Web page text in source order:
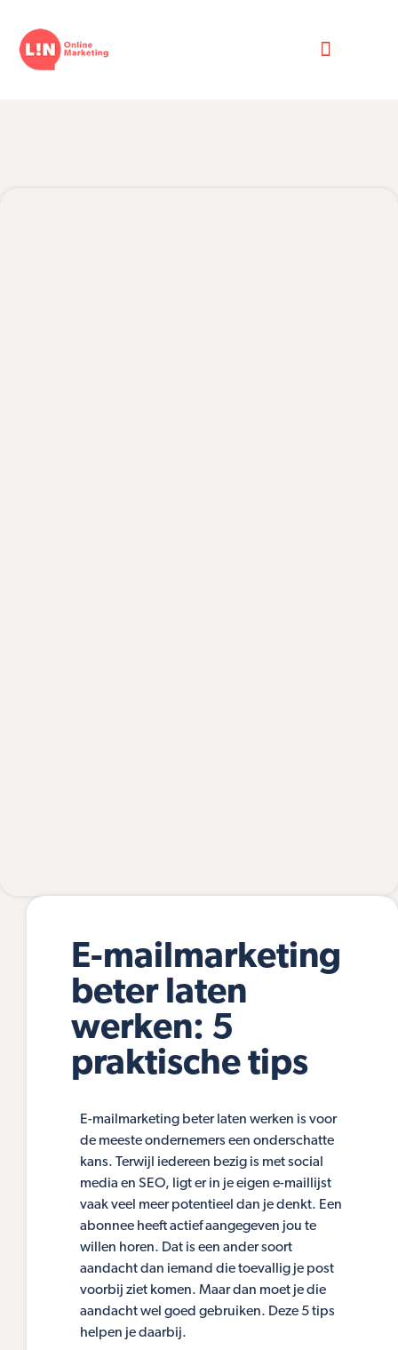
E-mailmarketing
beter laten
werken: 5
praktische tips
E-mailmarketing beter laten werken is voor
de meeste ondernemers een onderschatte
kans. Terwijl iedereen bezig is met social
media en SEO, ligt er in je eigen e-maillijst
vaak veel meer potentieel dan je denkt. Een
abonnee heeft actief aangegeven jou te
willen horen. Dat is een ander soort
aandacht dan iemand die toevallig je post
voorbij ziet komen. Maar dan moet je die
aandacht wel goed gebruiken. Deze 5 tips
helpen je daarbij.